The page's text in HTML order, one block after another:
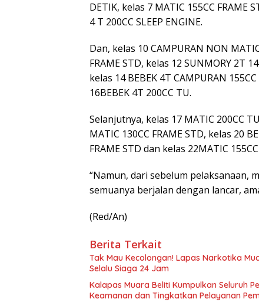
DETIK, kelas 7 MATIC 155CC FRAME
4 T 200CC SLEEP ENGINE.
Dan, kelas 10 CAMPURAN NON
FRAME STD, kelas 12 SUNMORY 2T
kelas 14 BEBEK 4T CAMPURAN
16BEBEK 4T 200CC TU.
Selanjutnya, kelas 17 MATIC 200CC
MATIC 130CC FRAME STD, kelas 20
FRAME STD dan kelas 22MATIC
“Namun, dari sebelum pelaksanaan,
semuanya berjalan dengan lancar,
(Red/An)
Berita Terkait
Tak Mau Kecolongan! Lapas Narkotika
Selalu Siaga 24 Jam
Kalapas Muara Beliti Kumpulkan Seluruh
Keamanan dan Tingkatkan Pelayanan